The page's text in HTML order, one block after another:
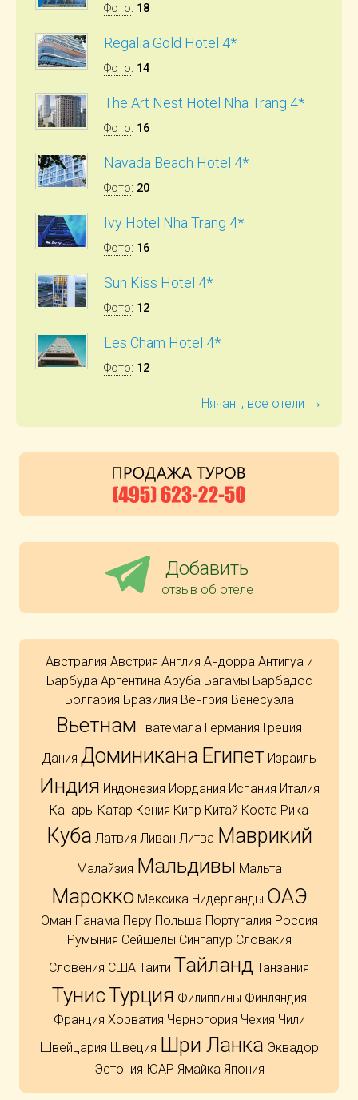
Фото: 18
Regalia Gold Hotel 4*
Фото: 14
The Art Nest Hotel Nha Trang 4*
Фото: 16
Navada Beach Hotel 4*
Фото: 20
Ivy Hotel Nha Trang 4*
Фото: 16
Sun Kiss Hotel 4*
Фото: 12
Les Cham Hotel 4*
Фото: 12
Нячанг, все отели →
Добавить
отзыв об отеле
Австралия Австрия Англия Андорра Антигуа и
Барбуда Аргентина Аруба Багамы Барбадос
Болгария Бразилия Венгрия Венесуэла
Вьетнам Гватемала Германия Греция
Дания Доминикана Египет Израиль
Индия Индонезия Иордания Испания Италия
Канары Катар Кения Кипр Китай Коста Рика
Куба Латвия Ливан Литва Маврикий
Малайзия Мальдивы Мальта
Марокко Мексика Нидерланды ОАЭ
Оман Панама Перу Польша Португалия Россия
Румыния Сейшелы Сингапур Словакия
Словения США Таити Тайланд Танзания
ТунисТурция Филиппины Финляндия
Франция Хорватия Черногория Чехия Чили
Швейцария Швеция Шри Ланка Эквадор
Эстония ЮАР Ямайка Япония